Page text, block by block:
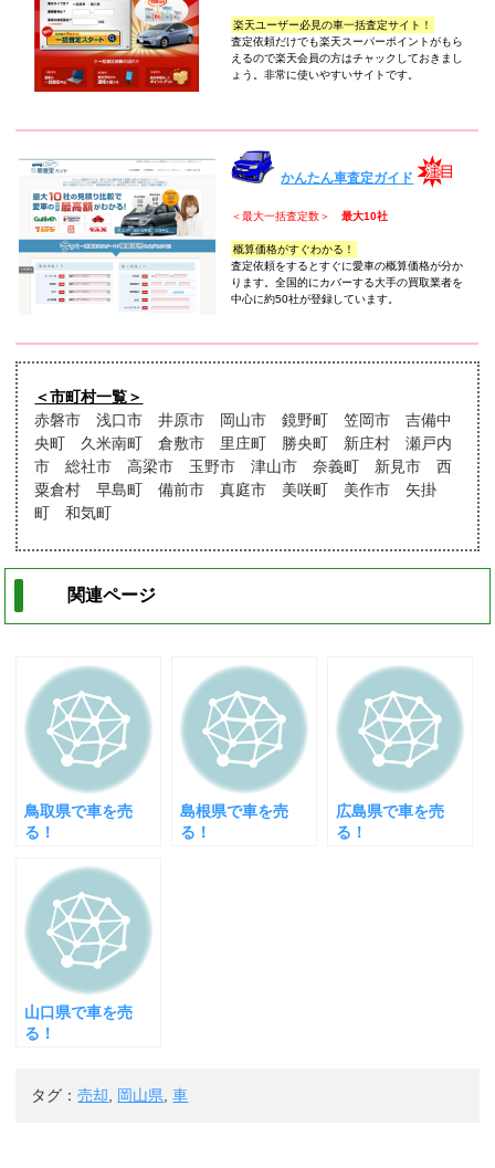
楽天ユーザー必見の車一括査定サイト！
査定依頼だけでも楽天スーパーポイントがもら
えるので楽天会員の方はチャックしておきまし
ょう。非常に使いやすいサイトです。
かんたん車査定ガイド
＜最大一括査定数＞最大10社
概算価格がすぐわかる！
査定依頼をするとすぐに愛車の概算価格が分か
ります。全国的にカバーする大手の買取業者を
中心に約50社が登録しています。
＜市町村一覧＞
赤磐市 浅口市 井原市 岡山市 鏡野町 笠岡市 吉備中
央町 久米南町 倉敷市 里庄町 勝央町 新庄村 瀬戸内
市 総社市 高梁市 玉野市 津山市 奈義町 新見市 西
粟倉村 早島町 備前市 真庭市 美咲町 美作市 矢掛
町 和気町
関連ページ
鳥取県で車を売
る！
島根県で車を売
る！
広島県で車を売
る！
山口県で車を売
る！
タグ：売却 岡山県 ,車